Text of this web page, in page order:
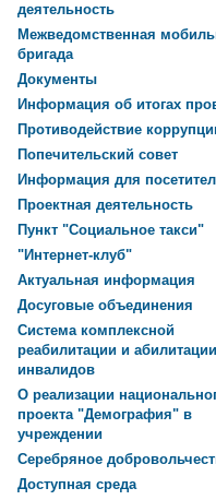
деятельность
Межведомственная
бригада
Документы
Информация об итогах
Противодействие
Попечительский совет
Информация для
Проектная деятельность
Пункт "Социальное такси"
"Интернет-клуб"
Актуальная информация
Досуговые объединения
Система комплексной
реабилитации и абилитации
инвалидов
О реализации
проекта "Демография" в
учреждении
Серебряное
Доступная среда